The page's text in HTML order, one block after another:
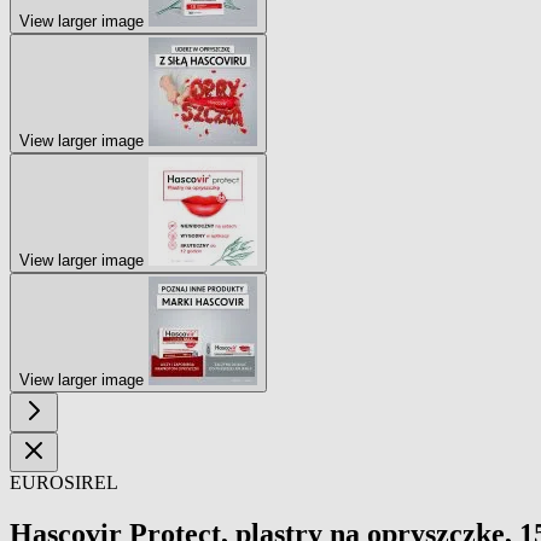
View larger image
View larger image
View larger image
View larger image
EUROSIREL
Hascovir Protect, plastry na opryszczke,